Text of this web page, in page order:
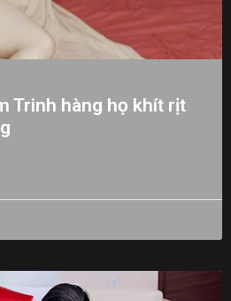
Trinh hàng họ khít rịt